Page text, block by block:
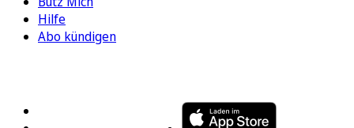
Hilfe
Abo kündigen